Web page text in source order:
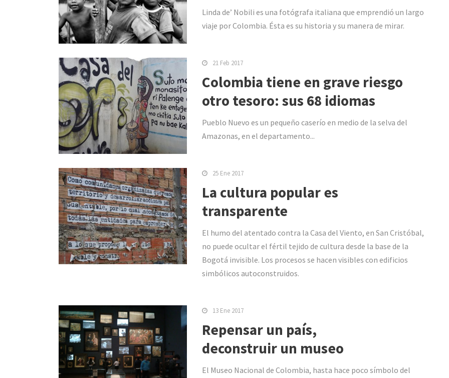
Linda de’ Nobili es una fotógrafa italiana que emprendió un largo
viaje por Colombia. Ésta es su historia y su manera de mirar.
21 Feb 2017
Colombia tiene en grave riesgo
otro tesoro: sus 68 idiomas
Pueblo Nuevo es un pequeño caserío en medio de la selva del
Amazonas, en el departamento...
25 Ene 2017
La cultura popular es
transparente
El humo del atentado contra la Casa del Viento, en San Cristóbal,
no puede ocultar el fértil tejido de cultura desde la base de la
Bogotá invisible. Los procesos se hacen visibles con edificios
simbólicos autoconstruidos.
13 Ene 2017
Repensar un país,
deconstruir un museo
El Museo Nacional de Colombia, hasta hace poco símbolo del